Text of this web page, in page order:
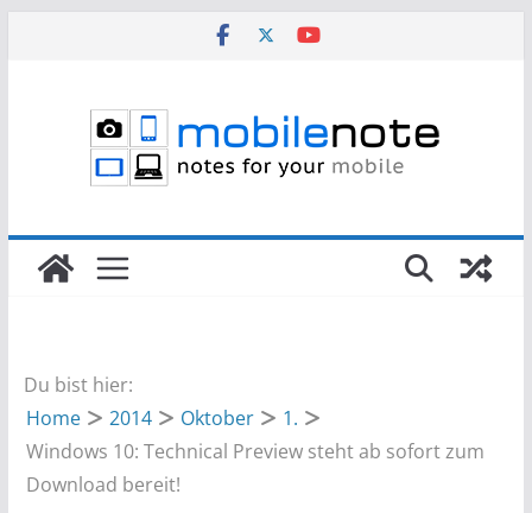
Du bist hier:
Home
2014 Oktober
1.
Windows 10: Technical Preview steht ab sofort zum
Download bereit!